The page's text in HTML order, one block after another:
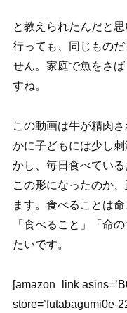
と教えられたんだと
行っても、同じもの
せん。家庭で魚をさ
すね。
この動画は牛が精肉
かに子どもには少し
かし、毎日食べてい
この形になったのか
ます。食べることは
「食べること」「命
たいです。
[amazon_link
store=’futabagumi0e-